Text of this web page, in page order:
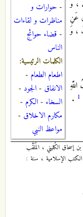
- حوارات و
مناظرات و لقاءات
- قضاء حوائج
الناس
الكلمات الرئيسية:
اطعام الطعام -
الانفاق - الجود -
السخاء - الكرم -
مكارم الاخلاق -
مواعظ النبي
، وَ
عَنِ
، وَ
1
.
بن إسحاق الكُليني ، المُلَقَّب
، طبعة دار الكتب الإسلامية ، سنة :